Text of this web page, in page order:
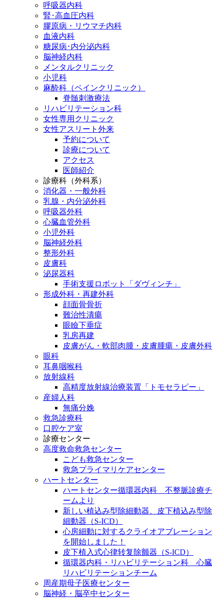
呼吸器内科
腎･高血圧内科
膠原病・リウマチ内科
血液内科
糖尿病･内分泌内科
脳神経内科
メンタルクリニック
小児科
麻酔科（ペインクリニック）
脊髄刺激療法
リハビリテーション科
女性専用クリニック
女性アスリート外来
予約について
診療について
アクセス
医師紹介
診療科（外科系）
消化器・一般外科
乳腺・内分泌外科
呼吸器外科
心臓血管外科
小児外科
脳神経外科
整形外科
皮膚科
泌尿器科
手術支援ロボット「ダヴィンチ」
形成外科・再建外科
顔面骨骨折
難治性潰瘍
眼瞼下垂症
乳房再建
皮膚がん・軟部肉腫・皮膚腫瘍・皮膚外科
眼科
耳鼻咽喉科
放射線科
高精度放射線治療装置「トモセラピー」
産婦人科
無痛分娩
救急診療科
口腔ケア室
診療センター
高度救命救急センター
こども救急センター
救急プライマリケアセンター
ハートセンター
ハートセンター循環器内科 不整脈診療チ
ームより
新しい植込み型除細動器、皮下植込み型除
細動器（S-ICD）
心房細動に対するクライオアブレーション
を開始しました！
皮下植入式心律转复除颤器（S-ICD）
循環器内科・リハビリテーション科 心臓
リハビリテーションチーム
周産期母子医療センター
脳神経・脳卒中センター